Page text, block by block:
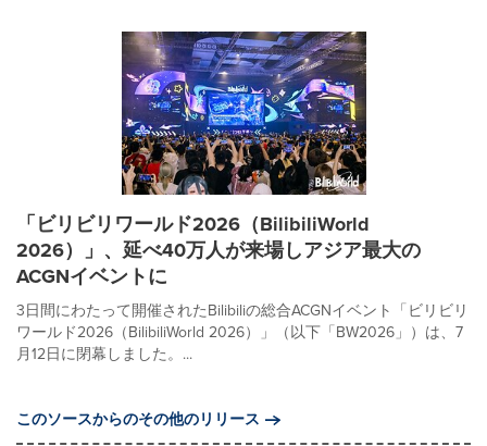
「ビリビリワールド2026（BilibiliWorld
2026）」、延べ40万人が来場しアジア最大の
ACGNイベントに
3日間にわたって開催されたBilibiliの総合ACGNイベント「ビリビリ
ワールド2026（BilibiliWorld 2026）」（以下「BW2026」）は、7
月12日に閉幕しました。...
このソースからのその他のリリース